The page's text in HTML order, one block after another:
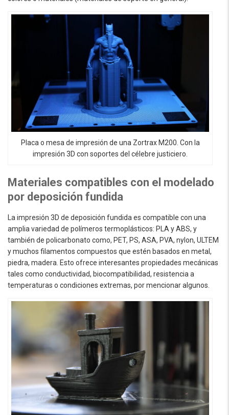
Placa o mesa de impresión de una Zortrax M200. Con la
impresión 3D con soportes del célebre justiciero.
Materiales compatibles con el modelado
por deposición fundida
La impresión 3D de deposición fundida es compatible con una
amplia variedad de polímeros termoplásticos: PLA y ABS, y
también de policarbonato como, PET, PS, ASA, PVA, nylon, ULTEM
y muchos filamentos compuestos que estén basados ​​en metal,
piedra, madera. Esto ofrece interesantes propiedades mecánicas
tales como conductividad, biocompatibilidad, resistencia a
temperaturas o condiciones extremas, por mencionar algunos.